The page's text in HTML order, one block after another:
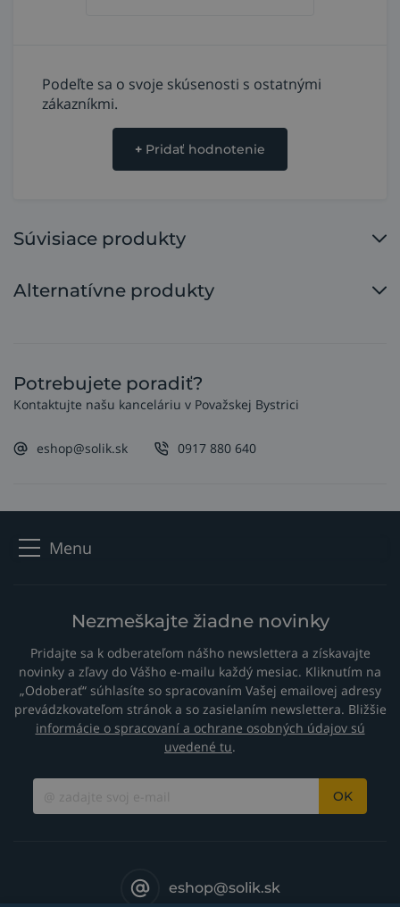
Podeľte sa o svoje skúsenosti s ostatnými
zákazníkmi.
+ Pridať hodnotenie
Súvisiace produkty
Alternatívne produkty
Potrebujete poradiť?
Kontaktujte našu kanceláriu v Považskej Bystrici
eshop@solik.sk 0917 880 640
Menu
Nezmeškajte žiadne novinky
Pridajte sa k odberateľom nášho newslettera a získavajte
novinky a zľavy do Vášho e-mailu každý mesiac. Kliknutím na
„Odoberať“ súhlasíte so spracovaním Vašej emailovej adresy
prevádzkovateľom stránok a so zasielaním newslettera. Bližšie
informácie o spracovaní a ochrane osobných údajov sú
uvedené tu.
OK
eshop@solik.sk